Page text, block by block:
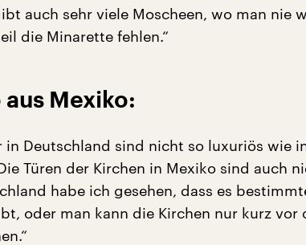
auch sehr viele Moscheen, wo man nie
die Minarette fehlen.“
Mexiko:
in Deutschland sind nicht so luxuriös wie
Türen der Kirchen in Mexiko sind auch
habe ich gesehen, dass es
oder man kann die Kirchen nur kurz vor